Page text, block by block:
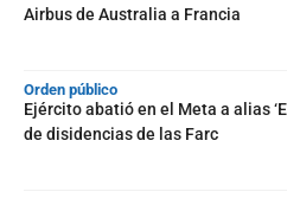
Airbus de Australia a Francia
Orden público
Ejército abatió en el Meta a alias
de disidencias de las Farc